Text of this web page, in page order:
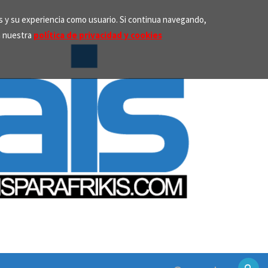
su experiencia como usuario. Si continua navegando,
nuestra política de privacidad y cookies